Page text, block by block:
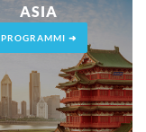
ASIA
PROGRAMMI ➜